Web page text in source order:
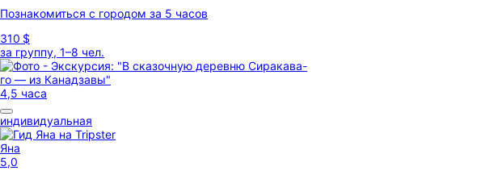
Познакомиться с городом за 5 часов
310 $
за группу, 1–8 чел.
4,5 часа
индивидуальная
Яна
5,0